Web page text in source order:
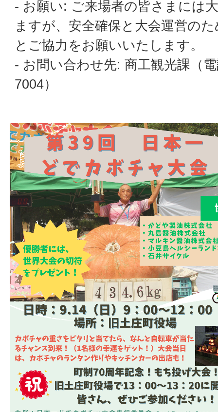
- お願い: ご来場者の皆さまには
ますが、安全確保と大会運営の
とご協力をお願いいたします。
- お問い合わせ先: 商工観光課（
7004）